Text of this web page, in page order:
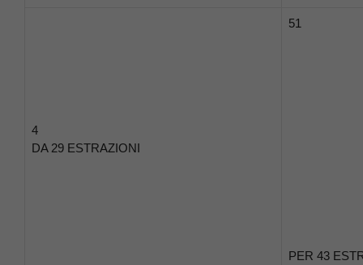
4
DA 29 ESTRAZIONI
51
PER 43